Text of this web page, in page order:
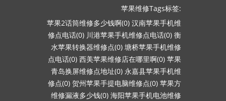
苹果维修Tags标签:
苹果2话筒维修多少钱啊(0) 汉南苹果手机维
修点电话(0) 川港苹果手机维修点电话(0) 衡
水苹果转换器维修点(0) 塘桥苹果手机维修
点电话(0) 西美苹果维修店在哪里啊(0) 苹果
青岛换屏维修点地址(0) 永嘉县苹果手机维
修点(0) 贺州苹果手提电脑维修点(0) 苹果方
维修漏液多少钱(0) 海阳苹果手机电池维修